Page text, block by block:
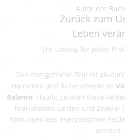
Autor der
Zurück zum
Leben
Die Lösung für jedes
Das energetische Feld ist all-
Harmonie und Ruhe schenkt es
Balance. Häufig geraten diese
Krankheiten, Leiden und Zweifel
Störungen des energetischen
werden.